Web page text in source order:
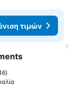
τιμών
αγαπημένα